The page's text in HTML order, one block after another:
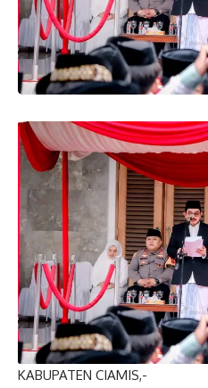
KABUPATEN CIAMIS,-